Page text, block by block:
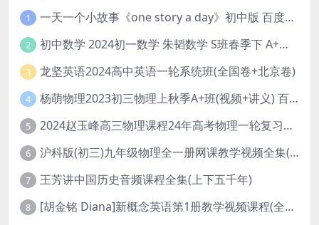
1 一天一个小故事《one story a day》初中版 百度网盘分享下载
2 初中数学 2024初一数学 朱韬数学 S班春季下 A+班春季下 百度云网盘
3 龙坚英语2024高中英语一轮系统班(全国卷+北京卷)
4 杨萌物理2023初三物理上秋季A+班(视频+讲义) 百度网盘分享
5 2024赵玉峰高三物理课程24年高考物理一轮复习网课教程
6 沪科版(初三)九年级物理全一册网课教学视频全集(录播版 杜春雨 66讲)
7 王芳讲中国历史音频课程全集(上下五千年)
8 [胡金铭 Diana]新概念英语第1册教学视频课程(全集 百度网盘下载)